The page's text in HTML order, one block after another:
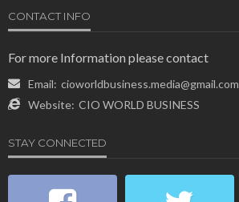
CONTACT INFO
For more Information please contact
Email: cioworldbusiness.media@gmail.com
Website: CIO WORLD BUSINESS
STAY CONNECTED